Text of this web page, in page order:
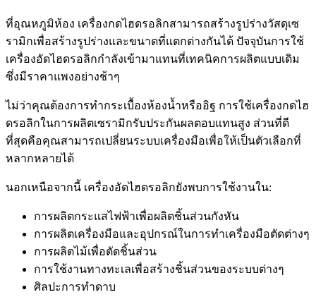
ที่อุณหภูมิห้อง เครื่องกดไฮดรอลิกสามารถสร้างรูปร่างวัสดุเซ
รามิกเพื่อสร้างรูปร่างและขนาดที่แตกต่างกันได้ ปัจจุบันการใช้
เครื่องอัดไฮดรอลิกกำลังเข้ามาแทนที่เทคนิคการผลิตแบบเดิม
ซึ่งมีราคาแพงอย่างช้าๆ
ไม่ว่าคุณต้องการทำกระเบื้องห้องน้ำหรืออิฐ การใช้เครื่องกดไฮ
ดรอลิกในการผลิตเซรามิกรับประกันผลตอบแทนสูง ส่วนที่ดี
ที่สุดคือคุณสามารถเปลี่ยนระบบเครื่องมือเพื่อให้เป็นตัวเลือกที่
หลากหลายได้
นอกเหนือจากนี้ เครื่องอัดไฮดรอลิกยังพบการใช้งานใน:
การผลิตกระแสไฟฟ้าเพื่อผลิตชิ้นส่วนกังหัน
การผลิตเครื่องมือและอุปกรณ์ในการทำเครื่องมือตัดต่างๆ
การผลิตไม้เพื่อตัดชิ้นส่วน
การใช้งานทางทะเลเพื่อสร้างชิ้นส่วนของระบบต่างๆ
ศิลปะการทำดาบ